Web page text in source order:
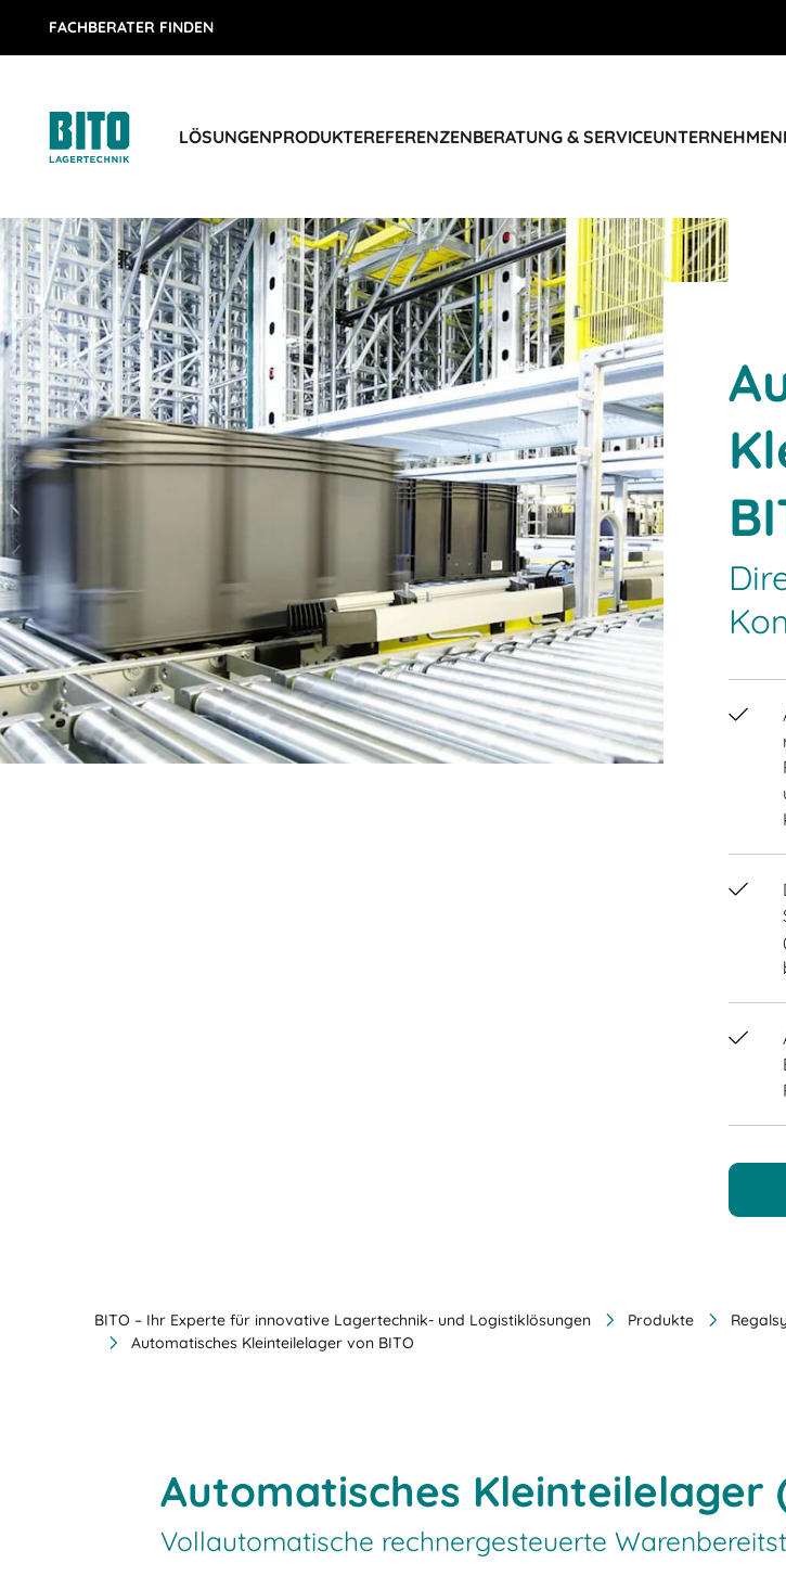
FACHBERATER FINDEN
LÖSUNGENPRODUKTEREFERENZENBERATUNG & SERVICEUNTERNEHMEN
BITO – Ihr Experte für innovative Lagertechnik- und Logistiklösungen Produkte
Automatisches Kleinteilelager von BITO
Automatisches Kleinteilelager
Vollautomatische rechnergesteuerte